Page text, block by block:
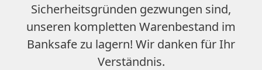
Sicherheitsgründen gezwungen sind,
unseren kompletten Warenbestand im
Banksafe zu lagern! Wir danken für Ihr
Verständnis.